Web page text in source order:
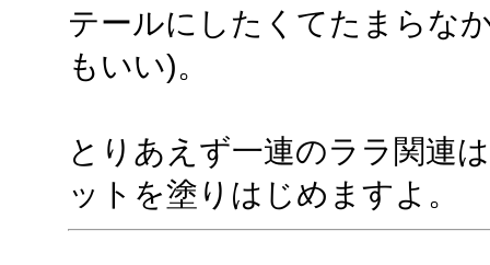
テールにしたくてたまらな
もいい)。
とりあえず一連のララ関連
ットを塗りはじめますよ。